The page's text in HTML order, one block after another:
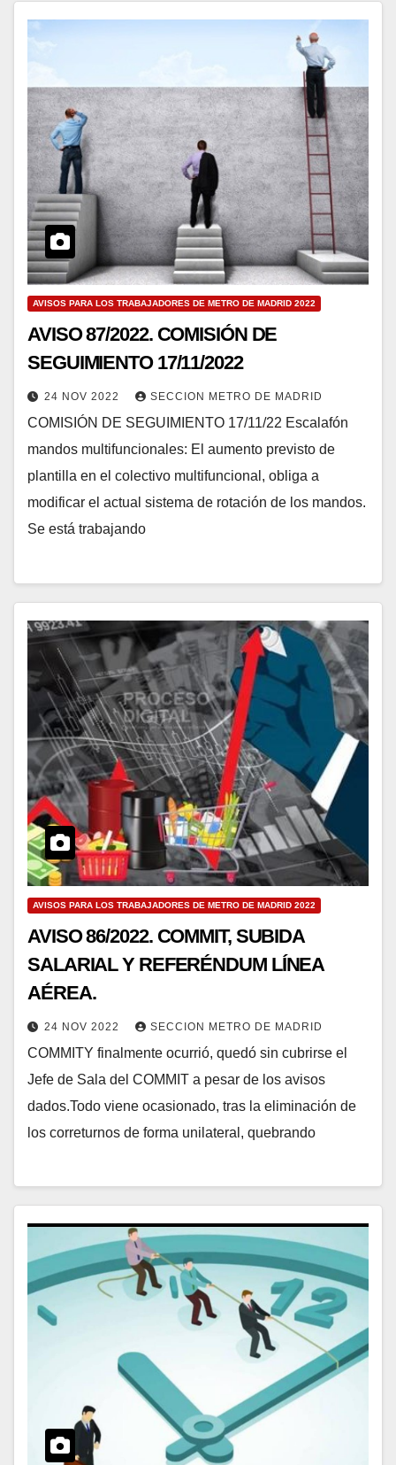
AVISOS PARA LOS TRABAJADORES DE METRO DE MADRID 2022
AVISO 87/2022. COMISIÓN DE
SEGUIMIENTO 17/11/2022
24 NOV 2022 SECCION METRO DE MADRID
COMISIÓN DE SEGUIMIENTO 17/11/22 Escalafón
mandos multifuncionales: El aumento previsto de
plantilla en el colectivo multifuncional, obliga a
modificar el actual sistema de rotación de los mandos.
Se está trabajando
AVISOS PARA LOS TRABAJADORES DE METRO DE MADRID 2022
AVISO 86/2022. COMMIT, SUBIDA
SALARIAL Y REFERÉNDUM LÍNEA
AÉREA.
24 NOV 2022 SECCION METRO DE MADRID
COMMITY finalmente ocurrió, quedó sin cubrirse el
Jefe de Sala del COMMIT a pesar de los avisos
dados.Todo viene ocasionado, tras la eliminación de
los correturnos de forma unilateral, quebrando